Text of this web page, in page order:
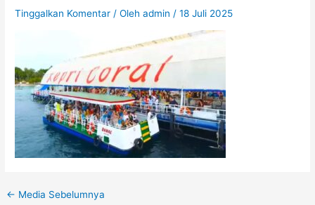
Tinggalkan Komentar / Olehadmin /18 Juli 2025
← Media Sebelumnya